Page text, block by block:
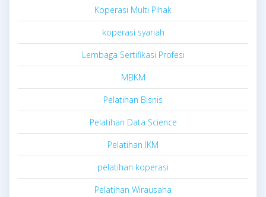
Koperasi Multi Pihak
koperasi syariah
Lembaga Sertifikasi Profesi
MBKM
Pelatihan Bisnis
Pelatihan Data Science
Pelatihan IKM
pelatihan koperasi
Pelatihan Wirausaha